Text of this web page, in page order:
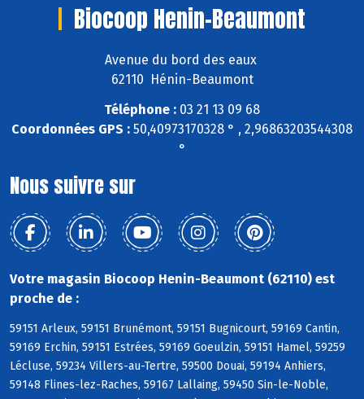
Biocoop Henin-Beaumont
Avenue du bord des eaux
62110 Hénin-Beaumont
Téléphone : 03 21 13 09 68
Coordonnées GPS : 50,40973170328 ° , 2,96863203544308
°
Nous suivre sur
Votre magasin Biocoop Henin-Beaumont (62110) est
proche de :
59151 Arleux, 59151 Brunémont, 59151 Bugnicourt, 59169 Cantin,
59169 Erchin, 59151 Estrées, 59169 Goeulzin, 59151 Hamel, 59259
Lécluse, 59234 Villers-au-Tertre, 59500 Douai, 59194 Anhiers,
59148 Flines-lez-Raches, 59167 Lallaing, 59450 Sin-le-Noble,